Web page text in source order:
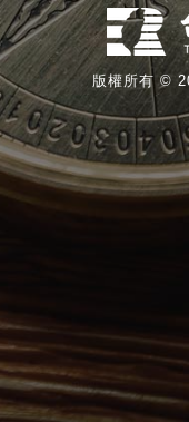
版權所有 ©